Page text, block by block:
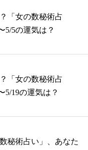
「女の数秘術占
5/5の運気は？
「女の数秘術占
5/19の運気は？
秘術占い」、あなた